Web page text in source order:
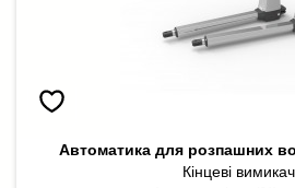
Автоматика для розпашних
Кінцеві